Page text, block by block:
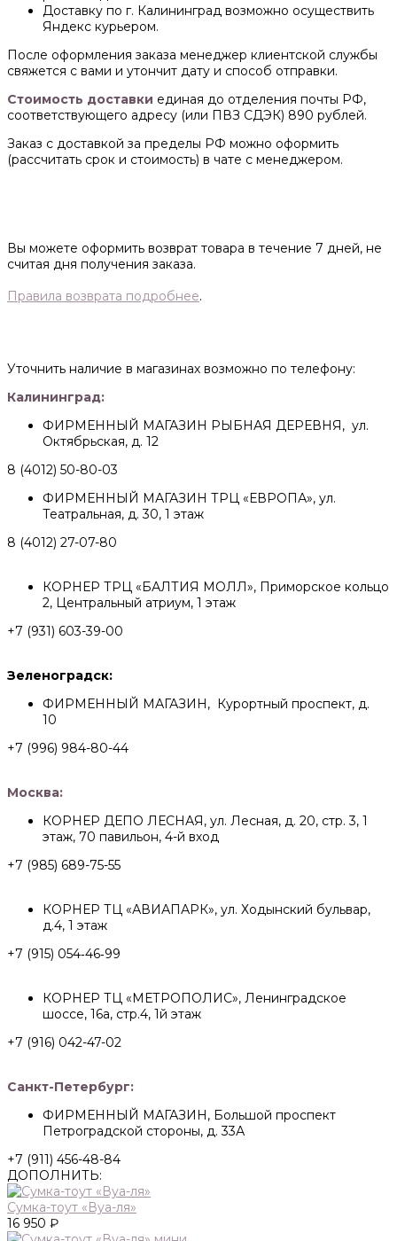
Доставку по г. Калининград возможно осуществить
Яндекс курьером.
После оформления заказа менеджер клиентской службы
свяжется с вами и утончит дату и способ отправки.
Стоимость доставки единая до отделения почты РФ,
соответствующего адресу (или ПВЗ СДЭК) 890 рублей.
Заказ с доставкой за пределы РФ можно оформить
(рассчитать срок и стоимость) в чате с менеджером.
Вы можете оформить возврат товара в течение 7 дней, не
считая дня получения заказа.
Правила возврата подробнее.
Уточнить наличие в магазинах возможно по телефону:
Калининград:
ФИРМЕННЫЙ МАГАЗИН РЫБНАЯ ДЕРЕВНЯ, ул.
Октябрьская, д. 12
8 (4012) 50-80-03
ФИРМЕННЫЙ МАГАЗИН ТРЦ «ЕВРОПА», ул.
Театральная, д. 30, 1 этаж
8 (4012) 27-07-80
КОРНЕР ТРЦ «БАЛТИЯ МОЛЛ», Приморское кольцо
2, Центральный атриум, 1 этаж
+7 (931) 603-39-00
Зеленоградск:
ФИРМЕННЫЙ МАГАЗИН, Курортный проспект, д.
10
+7 (996) 984-80-44
Москва:
КОРНЕР ДЕПО ЛЕСНАЯ, ул. Лесная, д. 20, стр. 3, 1
этаж, 70 павильон, 4-й вход
+7 (985) 689-75-55
КОРНЕР ТЦ «АВИАПАРК», ул. Ходынский бульвар,
д.4, 1 этаж
+7 (915) 054‑46‑99
КОРНЕР ТЦ «МЕТРОПОЛИС», Ленинградское
шоссе, 16а, стр.4, 1й этаж
+7 (916) 042-47-02
Санкт-Петербург:
ФИРМЕННЫЙ МАГАЗИН, Большой проспект
Петроградской стороны, д. 33А
+7 (911) 456-48-84
ДОПОЛНИТЬ:
Сумка-тоут «Вуа-ля»
16 950 ₽